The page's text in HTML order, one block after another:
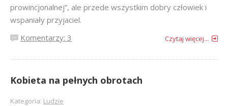
prowincjonalnej”, ale przede wszystkim dobry człowiek i
wspaniały przyjaciel.
Komentarzy: 3
Czytaj więcej...
Kobieta na pełnych obrotach
Kategoria: Ludzie